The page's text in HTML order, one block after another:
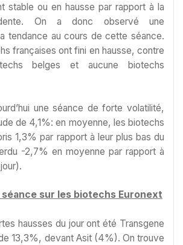
stable ou en hausse par rapport à la
On a donc observé une
tendance au cours de cette séance.
françaises ont fini en hausse, contre
belges et aucune biotechs
une séance de forte volatilité,
de 4,1%: en moyenne, les biotechs
1,3% par rapport à leur plus bas du
-2,7% en moyenne par rapport à
séance sur les biotechs Euronext
hausses du jour ont été Transgene
13,3%, devant Asit (4%). On trouve